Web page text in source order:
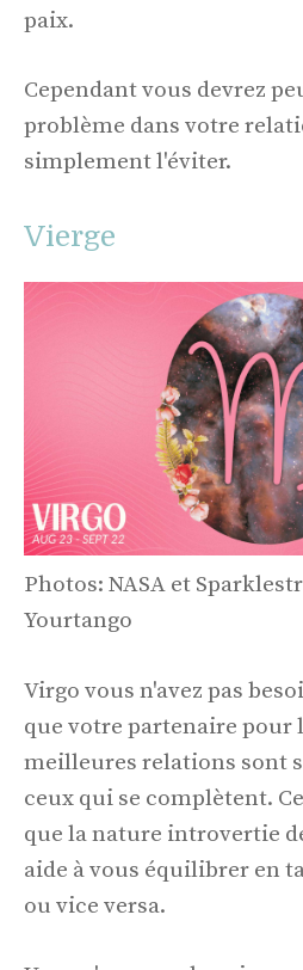
paix.
Cependant vous devrez
problème dans votre
simplement l'éviter.
Vierge
Photos: NASA et
Yourtango
Virgo vous n'avez pas
que votre partenaire pour
meilleures relations sont
ceux qui se complètent.
que la nature introvertie
aide à vous équilibrer en
ou vice versa.